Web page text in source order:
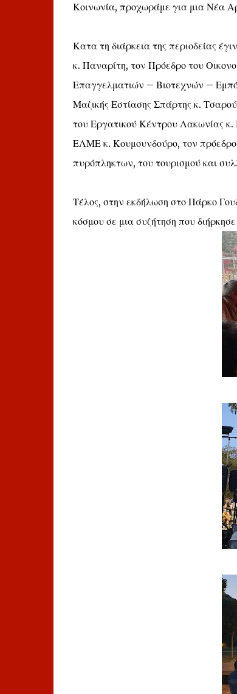
Κοινωνία, προχωράμε για μια Νέα
Κατα τη διάρκεια της περιοδείας
κ. Παναρίτη, τον Πρόεδρο του
Επαγγελματιών – Βιοτεχνών –
Μαζικής Εστίασης Σπάρτης κ.
του Εργατικού Κέντρου Λακωνίας
ΕΛΜΕ κ. Κουμουνδούρο, τον
πυρόπληκτων, του τουρισμού και
Τέλος, στην εκδήλωση στο Πάρκο
κόσμου σε μια συζήτηση που